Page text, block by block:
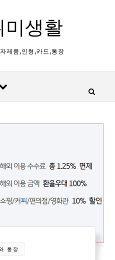
미생활
제품,인형,카드,통장
통장